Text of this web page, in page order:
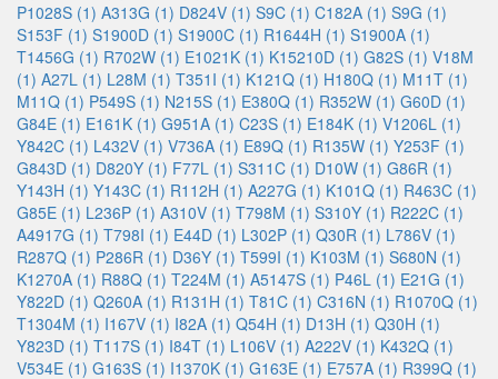
P1028S (1) A313G (1) D824V (1) S9C (1) C182A (1) S9G (1)
S153F (1) S1900D (1) S1900C (1) R1644H (1) S1900A (1)
T1456G (1) R702W (1) E1021K (1) K15210D (1) G82S (1) V18M
(1) A27L (1) L28M (1) T351I (1) K121Q (1) H180Q (1) M11T (1)
M11Q (1) P549S (1) N215S (1) E380Q (1) R352W (1) G60D (1)
G84E (1) E161K (1) G951A (1) C23S (1) E184K (1) V1206L (1)
Y842C (1) L432V (1) V736A (1) E89Q (1) R135W (1) Y253F (1)
G843D (1) D820Y (1) F77L (1) S311C (1) D10W (1) G86R (1)
Y143H (1) Y143C (1) R112H (1) A227G (1) K101Q (1) R463C (1)
G85E (1) L236P (1) A310V (1) T798M (1) S310Y (1) R222C (1)
A4917G (1) T798I (1) E44D (1) L302P (1) Q30R (1) L786V (1)
R287Q (1) P286R (1) D36Y (1) T599I (1) K103M (1) S680N (1)
K1270A (1) R88Q (1) T224M (1) A5147S (1) P46L (1) E21G (1)
Y822D (1) Q260A (1) R131H (1) T81C (1) C316N (1) R1070Q (1)
T1304M (1) I167V (1) I82A (1) Q54H (1) D13H (1) Q30H (1)
Y823D (1) T117S (1) I84T (1) L106V (1) A222V (1) K432Q (1)
V534E (1) G163S (1) I1370K (1) G163E (1) E757A (1) R399Q (1)